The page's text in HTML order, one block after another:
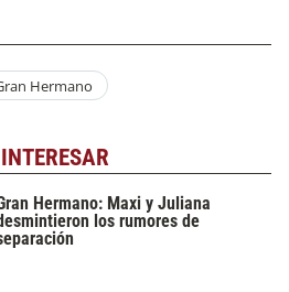
Hermano
Hermano: Maxi y Juliana
los rumores de